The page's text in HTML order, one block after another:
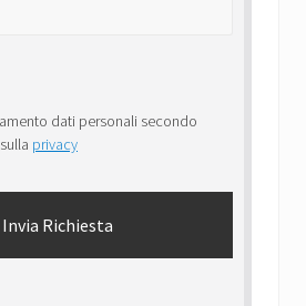
dati personali secondo
privacy